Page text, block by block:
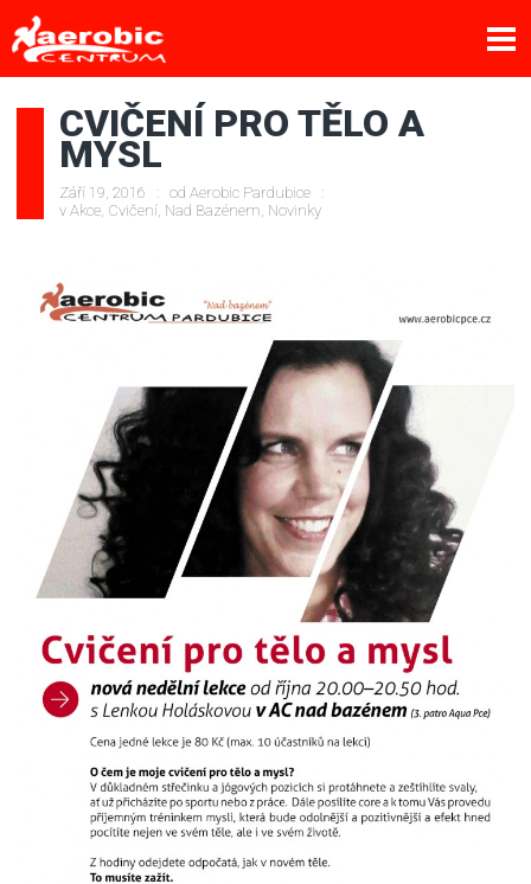
CVIČENÍ PRO TĚLO A
MYSL
Září 19, 2016 od Aerobic Pardubice
v Akce, Cvičení, Nad Bazénem, Novinky